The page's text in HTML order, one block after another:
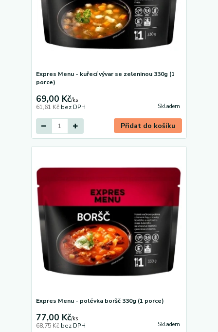
Expres Menu - kuřecí vývar se zeleninou 330g (1
porce)
69,00 Kč/ks
61,61 Kč bez DPH Skladem
Přidat do košíku
Expres Menu - polévka boršč 330g (1 porce)
77,00 Kč/ks
68,75 Kč bez DPH Skladem